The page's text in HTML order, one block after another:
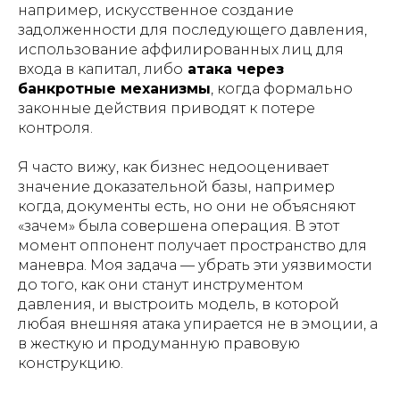
например, искусственное создание
задолженности для последующего давления,
использование аффилированных лиц для
входа в капитал, либо атака через
банкротные механизмы, когда формально
законные действия приводят к потере
контроля.
Я часто вижу, как бизнес недооценивает
значение доказательной базы, например
когда, документы есть, но они не объясняют
«зачем» была совершена операция. В этот
момент оппонент получает пространство для
маневра. Моя задача — убрать эти уязвимости
до того, как они станут инструментом
давления, и выстроить модель, в которой
любая внешняя атака упирается не в эмоции, а
в жесткую и продуманную правовую
конструкцию.